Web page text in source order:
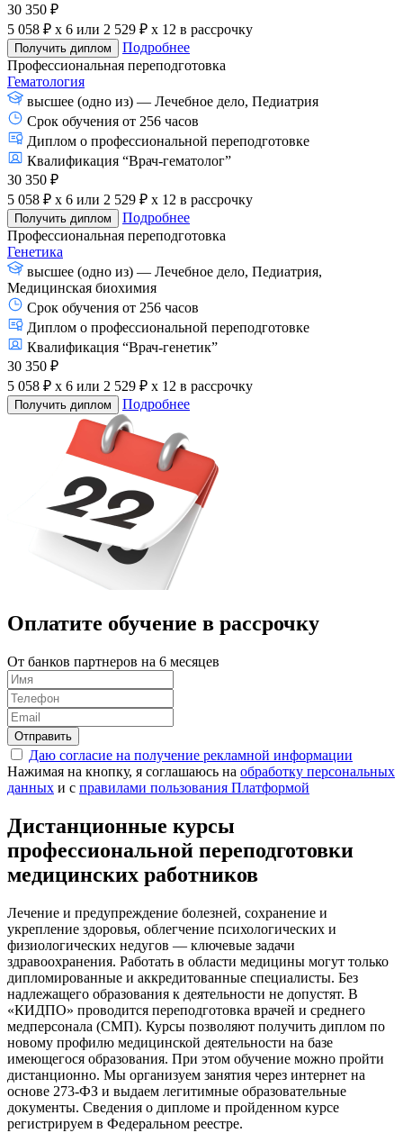
30 350 ₽
5 058 ₽ x 6 или 2 529 ₽ x 12 в рассрочку
Получить диплом
Подробнее
Профессиональная переподготовка
Гематология
высшее (одно из) — Лечебное дело, Педиатрия
Срок обучения от 256 часов
Диплом о профессиональной переподготовке
Квалификация “Врач-гематолог”
30 350 ₽
5 058 ₽ x 6 или 2 529 ₽ x 12 в рассрочку
Получить диплом
Подробнее
Профессиональная переподготовка
Генетика
высшее (одно из) — Лечебное дело, Педиатрия,
Медицинская биохимия
Срок обучения от 256 часов
Диплом о профессиональной переподготовке
Квалификация “Врач-генетик”
30 350 ₽
5 058 ₽ x 6 или 2 529 ₽ x 12 в рассрочку
Получить диплом Подробнее
Оплатите обучение в рассрочку
От банков партнеров на 6 месяцев
Отправить
Даю согласие на получение рекламной информации
Нажимая на кнопку, я соглашаюсь на обработку персональных
данных и с правилами пользования Платформой
Дистанционные курсы
профессиональной переподготовки
медицинских работников
Лечение и предупреждение болезней, сохранение и
укрепление здоровья, облегчение психологических и
физиологических недугов — ключевые задачи
здравоохранения. Работать в области медицины могут только
дипломированные и аккредитованные специалисты. Без
надлежащего образования к деятельности не допустят. В
«КИДПО» проводится переподготовка врачей и среднего
медперсонала (СМП). Курсы позволяют получить диплом по
новому профилю медицинской деятельности на базе
имеющегося образования. При этом обучение можно пройти
дистанционно. Мы организуем занятия через интернет на
основе 273-ФЗ и выдаем легитимные образовательные
документы. Сведения о дипломе и пройденном курсе
регистрируем в Федеральном реестре.